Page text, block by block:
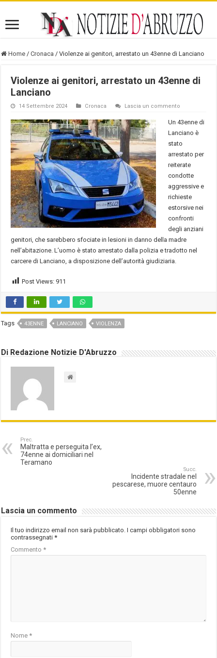
Home / Cronaca / Violenze ai genitori, arrestato un 43enne di Lanciano
Violenze ai genitori, arrestato un 43enne di
Lanciano
14 Settembre 2024 Cronaca Lascia un commento
Un 43enne di
Lanciano è
stato
arrestato per
reiterate
condotte
aggressive e
richieste
estorsive nei
confronti
degli anziani
genitori, che sarebbero sfociate in lesioni in danno della madre
nell’abitazione. L’uomo è stato arrestato dalla polizia e tradotto nel
carcere di Lanciano, a disposizione dell’autorità giudiziaria.
Post Views: 911
Tags 43ENNE LANCIANO VIOLENZA
Di Redazione Notizie D'Abruzzo
Prec.
Maltratta e perseguita l’ex,
74enne ai domiciliari nel
Teramano
Succ.
Incidente stradale nel
pescarese, muore centauro
50enne
Lascia un commento
Il tuo indirizzo email non sarà pubblicato. I campi obbligatori sono
contrassegnati*
Commento*
Nome*